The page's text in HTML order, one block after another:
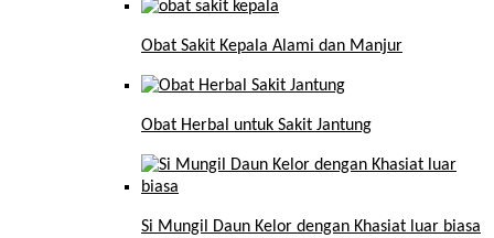
Obat Sakit Kepala Alami dan Manjur
Obat Herbal untuk Sakit Jantung
Si Mungil Daun Kelor dengan Khasiat luar biasa